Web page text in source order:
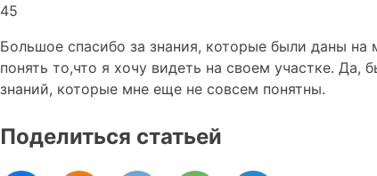
45
Большое спасибо за знания, которые были даны
понять то,что я хочу видеть на своем участке.
знаний, которые мне еще не совсем понятны.
Поделиться статьей